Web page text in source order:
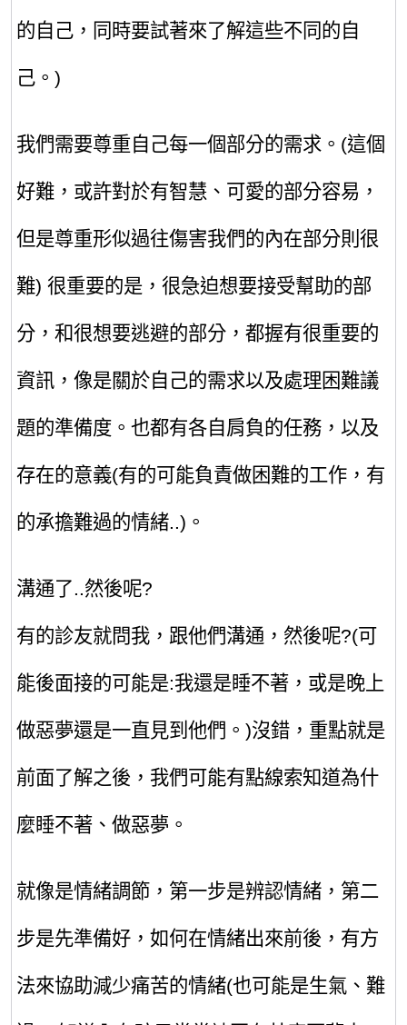
的自己，同時要試著來了解這些不同的自
己 。)
我們需要尊重自己每一個部分的需求。(這個
好難，或許對於有智慧、可愛的部分容易，
但是尊重形似過往傷害我們的內在部分則很
難) 很重要的是，很急迫想要接受幫助的部
分，和很想要逃避的部分，都握有很重要的
資訊，像是關於自己的需求以及處理困難議
題的準備度。也都有各自肩負的任務，以及
存在的意義(有的可能負責做困難的工作，有
的承擔難過的情緒..)。
溝通了..然後呢?
有的診友就問我，跟他們溝通，然後呢?(可
能後面接的可能是:我還是睡不著，或是晚上
做惡夢還是一直見到他們 。 )沒錯，重點就是
前面了解之後，我們可能有點線索知道為什
麼睡不著、做惡夢 。
就像是情緒調節，第一步是辨認情緒，第二
步是先準備好，如何在情緒出來前後，有方
法來協助減少痛苦的情緒(也可能是生氣、難